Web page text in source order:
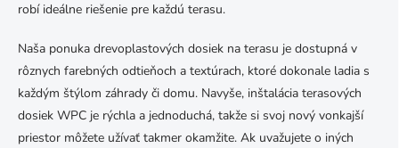
y
ý
p
i
s
u
robí ideálne riešenie pre každú terasu.
Naša ponuka drevoplastových dosiek na terasu je dostupná v
rôznych farebných odtieňoch a textúrach, ktoré dokonale ladia s
každým štýlom záhrady či domu. Navyše, inštalácia terasových
dosiek WPC je rýchla a jednoduchá, takže si svoj nový vonkajší
priestor môžete užívať takmer okamžite. Ak uvažujete o iných